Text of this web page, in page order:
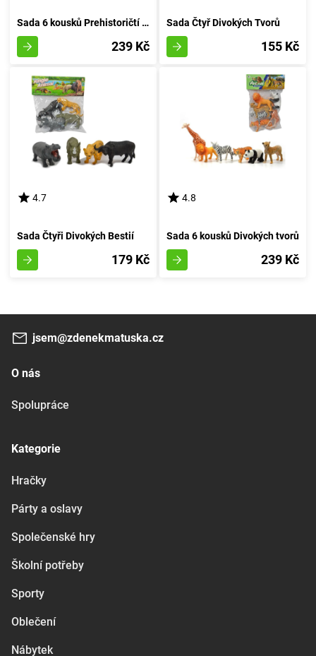
Sada 6 kousků Prehistoričtí Tvorečci v Pytlíku
239 Kč
Sada Čtyř Divokých Tvorů
155 Kč
4.7
Sada Čtyři Divokých Bestií
179 Kč
4.8
Sada 6 kousků Divokých tvorů
239 Kč
jsem@zdenekmatuska.cz
O nás
Spolupráce
Kategorie
Hračky
Párty a oslavy
Společenské hry
Školní potřeby
Sporty
Oblečení
Nábytek